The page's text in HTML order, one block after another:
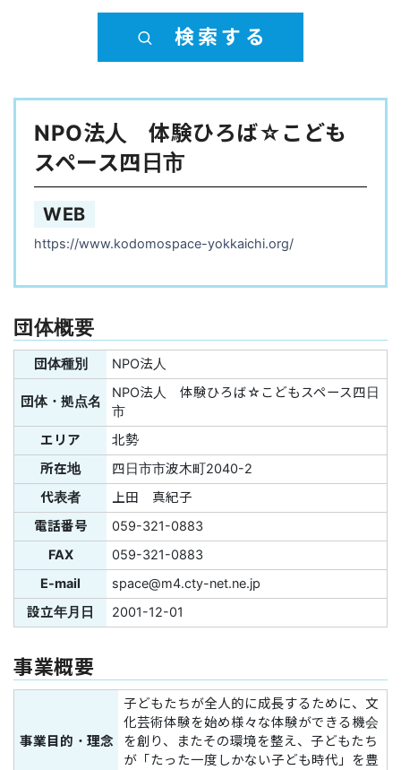
検索する
NPO法人 体験ひろば☆こども
スペース四日市
WEB
https://www.kodomospace-yokkaichi.org/
団体概要
団体種別 NPO法人
団体・拠点名
NPO法人 体験ひろば☆こどもスペース四日
市
エリア
北勢
所在地
四日市市波木町2040-2
代表者
上田 真紀子
電話番号
059-321-0883
FAX
059-321-0883
E-mail
space@m4.cty-net.ne.jp
設立年月日
2001-12-01
事業概要
事業目的・理念
子どもたちが全人的に成長するために、文
化芸術体験を始め様々な体験ができる機会
を創り、またその環境を整え、子どもたち
が「たった一度しかない子ども時代」を豊